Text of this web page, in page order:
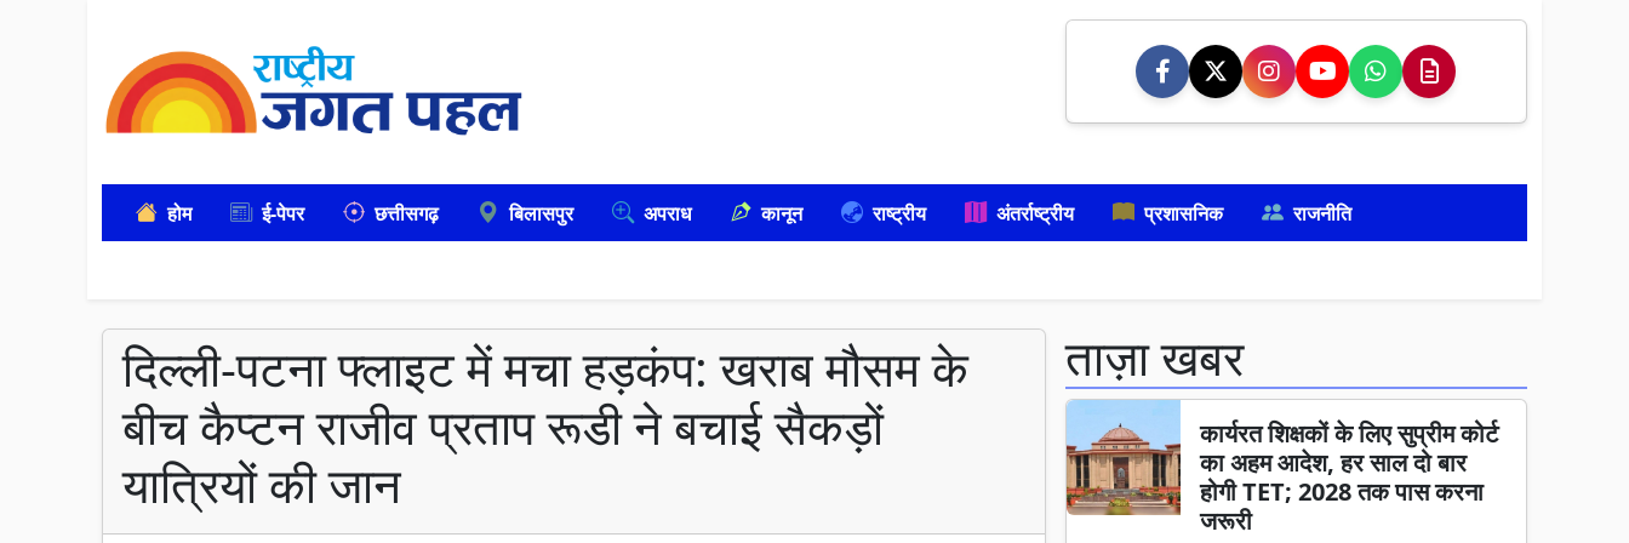
होम ई-पेपर छत्तीसगढ़ बिलासपुर अपराध कानून राष्ट्रीय अंतर्राष्ट्रीय प्रशासनिक राजनीति
दिल्ली-पटना फ्लाइट में मचा हड़कंप: खराब मौसम के
बीच कैप्टन राजीव प्रताप रूडी ने बचाई सैकड़ों
यात्रियों की जान
ताज़ा खबर
कार्यरत शिक्षकों के लिए सुप्रीम कोर्ट
का अहम आदेश, हर साल दो बार
होगी TET; 2028 तक पास करना
जरूरी